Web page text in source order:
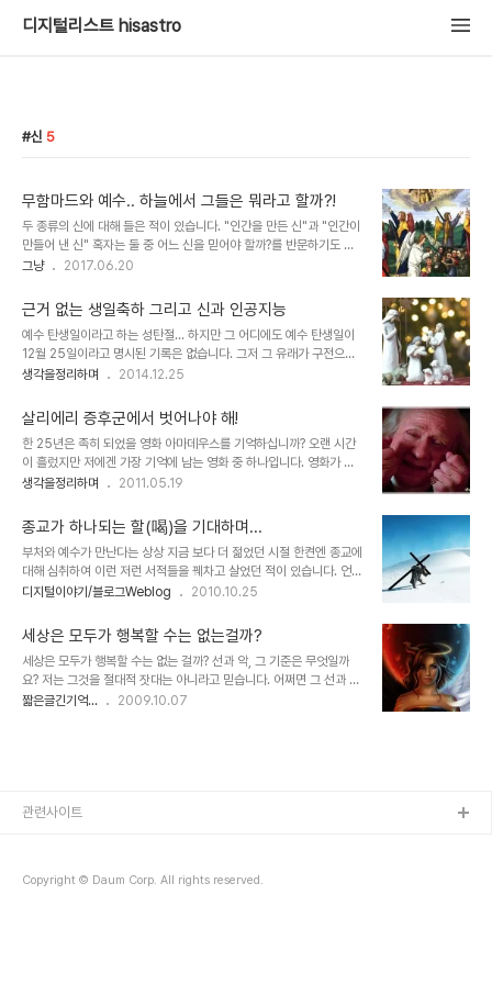
디지털리스트 hisastro
신 5
무함마드와 예수.. 하늘에서 그들은 뭐라고 할까?!
두 종류의 신에 대해 들은 적이 있습니다. "인간을 만든 신"과 "인간이
만들어 낸 신" 혹자는 둘 중 어느 신을 믿어야 할까?를 반문하기도 했
습니다. 직접적으로 표명하긴 곤란해서였을까요? 아니면 이미 답은 뻔
대를 살아도 초현실주의와 미스테리는 예전과 그리 달라 보이지 않습
니다. 이 역시 생각하기 나름이겠지만, 아마도 그 이유는 최첨단도 현
실을 벗어난 범위까지 적용되는 건 아니기 때문일 겁니다. 개인적으로
고백하자면 신을 믿을 수밖에 없다고 생각하고 있지만 현실에서 무신
론자로 보이는 건 어떤 면에서는 속상한 일이기도 합니다. 무슨 흑백논
이 말이죠. 그리 신경 쓸 일은 아니..
그냥 2017.06.20
근거 없는 생일축하 그리고 신과 인공지능
예수 탄생일이라고 하는 성탄절... 하지만 그 어디에도 예수 탄생일이
12월 25일이라고 명시된 기록은 없습니다. 그저 그 유래가 구전으로
전해지는 것이거나 그것을 종합한 추측일 뿐입니다. 중요한 것은 이러
지난 세월 속에서는 -신성모독과 같은 두려움 때문이라도 나서서 의문
을 제기하지 않았겠지만- 그러라면 그런 줄 알고 지냈습니다. 하지만
정보사회의 집단지성은 의문에 대한 문제제기가 자연스럽게 근본적인
근거와 이유를 묻지 않을 수 없는 환경을 조성했고, 성탄절에 대한 의
문 역시 그러한 범주 내에서 새롭게 알려진 문제?의 사실이라고 할 수
행적으로 또는 습관적으..
생각을정리하며 2014.12.25
살리에리 증후군에서 벗어나야 해!
한 25년은 족히 되었을 영화 아마데우스를 기억하십니까? 오랜 시간
이 흘렀지만 저에겐 가장 기억에 남는 영화 중 하나입니다. 영화가 부
여한 의미들이 적지 않기도 하지만, 그 영화가 진한 느낌으로 기억에
각하게 했기 때문입니다. 뭐~ 물론 재밌는 요소들도 무시할 수 없죠.
영화 아마데우스는 모짜르트를 중심으로 이야기 되지만 영화에서 말
하고자 했던 건 모짜르트의 이야기만이 아니었다는 점도 이 영화를 기
억 하게 한 중요한 요소입니다. 천재 모짜르트가 아닌, 살리에리라는
보편적 인간의 모습을 통해 이야기 되었다는 것. 특히 영화가 시작되는
호소하는 절규의 음성이 음산한 겨울 밤..
생각을정리하며 2011.05.19
종교가 하나되는 할(喝)을 기대하며...
부처와 예수가 만난다는 상상 지금 보다 더 젊었던 시절 한켠엔 종교에
대해 심취하여 이런 저런 서적들을 꿰차고 살었던 적이 있습니다. 언젠
가 부터 더 깊은 성찰을 맛 보질 못하고 튕겨 나듯 종교에 대한 생각으
않은 생각 속으로 빠져들곤 합니다. 우주에 대한 생각과 동일하게... 그
러나 현재까지도 변함없는 종교에 대한 생각 몇가지가 있습니다. 그중
가장 첫번째는 종교가 하나되어야 한다는 겁니다. 그리고 종교는 인간
사를 넘어서야 한다는 생각을 하는데, 그건 얼마 전 스티븐 호킹 박사
의 종교에 대한 호킹 박사만의 생각과 주장과 어느 정도 일맥하는 부분
디지털이야기/블로그Weblog 2010.10.25
세상은 모두가 행복할 수는 없는걸까?
세상은 모두가 행복할 수는 없는 걸까? 선과 악, 그 기준은 무엇일까
요? 저는 그것을 절대적 잣대는 아니라고 믿습니다. 어쩌면 그 선과 악
이라는 것은 인간의 범주 안에서만 있는 하나의 문화라고 해야하는 것
화두는 여전히 나의 머리 속에서 잠겨 있습니다. 좋은 글이라고 생각하
짧은글긴기억... 2009.10.07
Copyright © Daum Corp. All rights reserved.
관련사이트